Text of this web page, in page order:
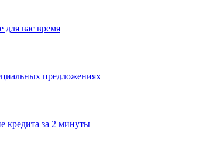
для вас время
предложениях
кредита за 2 минуты